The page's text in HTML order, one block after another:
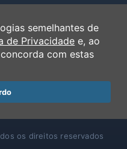
os direitos reservados
semelhantes de
de Privacidade e, ao
com estas